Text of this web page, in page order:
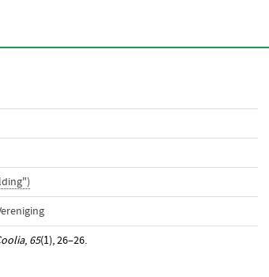
, 65(1), 26–26.